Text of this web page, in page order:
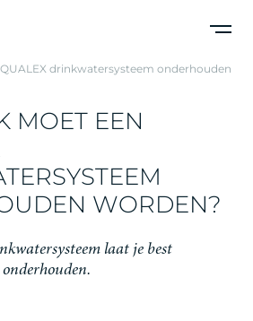
drinkwatersysteem onderhouden
MOET EEN
TERSYSTEEM
UDEN WORDEN?
nkwatersysteem laat je best
onderhouden.